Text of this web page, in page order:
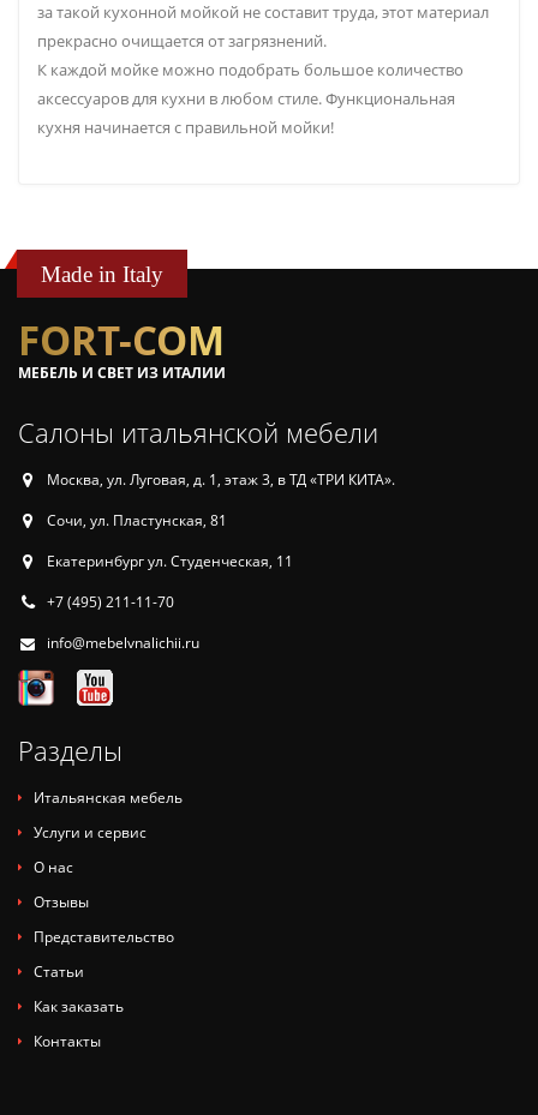
за такой кухонной мойкой не составит труда, этот материал
прекрасно очищается от загрязнений.
К каждой мойке можно подобрать большое количество
аксессуаров для кухни в любом стиле. Функциональная
кухня начинается с правильной мойки!
Made in Italy
FORT-COM
МЕБЕЛЬ И СВЕТ ИЗ ИТАЛИИ
Салоны итальянской мебели
Москва, ул. Луговая, д. 1, этаж 3, в ТД «ТРИ КИТА».
Сочи, ул. Пластунская, 81
Екатеринбург ул. Студенческая, 11
+7 (495) 211-11-70
info@mebelvnalichii.ru
Разделы
Итальянская мебель
Услуги и сервис
О нас
Отзывы
Представительство
Статьи
Как заказать
Контакты